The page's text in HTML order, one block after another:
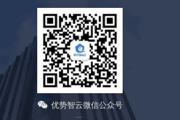
优势智云微信公众号